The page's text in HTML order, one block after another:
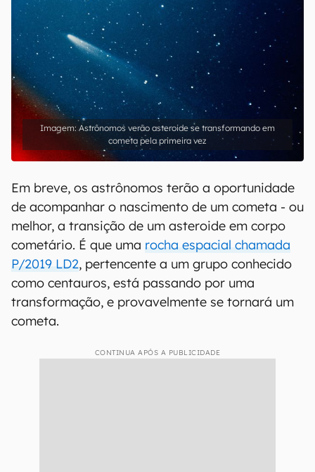
Astrônomos verão asteroide se transformando em
cometa pela primeira vez
Em breve, os astrônomos terão a oportunidade
de acompanhar o nascimento de um cometa - ou
melhor, a transição de um asteroide em corpo
cometário. É que uma rocha espacial chamada
P/2019 LD2, pertencente a um grupo conhecido
como centauros, está passando por uma
transformação, e provavelmente se tornará um
cometa.
CONTINUA APÓS A PUBLICIDADE